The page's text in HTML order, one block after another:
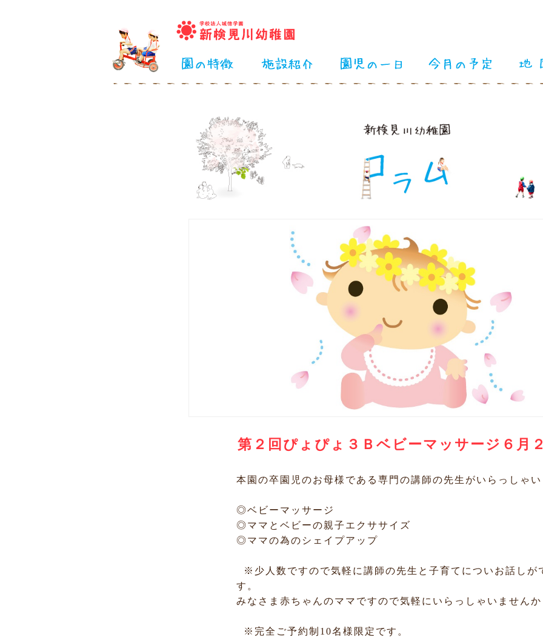
第２回ぴょぴょ３Ｂベビーマッサージ６月
本園の卒園児のお母様である専門の講師の先生がいらっしゃい
◎ベビーマッサージ
◎ママとベビーの親子エクササイズ
◎ママの為のシェイプアップ
※少人数ですので気軽に講師の先生と子育てについお話しが
す。
みなさま赤ちゃんのママですので気軽にいらっしゃいませんか
※完全ご予約制10名様限定です。